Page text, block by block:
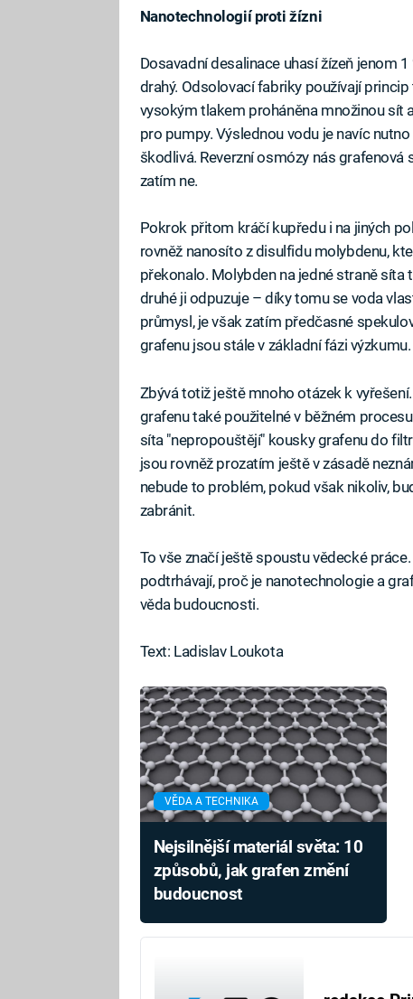
Nanotechnologií proti žízni
Dosavadní desalinace uhasí žízeň jenom
drahý. Odsolovací fabriky používají
vysokým tlakem proháněna množinou sít
pro pumpy. Výslednou vodu je navíc
škodlivá. Reverzní osmózy nás
zatím ne.
Pokrok přitom kráčí kupředu i na jiných
rovněž nanosíto z disulfidu molybdenu,
překonalo. Molybden na jedné straně
druhé ji odpuzuje – díky tomu se voda
průmysl, je však zatím předčasné
grafenu jsou stále v základní fázi výzkumu.
Zbývá totiž ještě mnoho otázek k
grafenu také použitelné v běžném
síta "nepropouštějí" kousky grafenu do
jsou rovněž prozatím ještě v zásadě
nebude to problém, pokud však nikoliv,
zabránit.
To vše značí ještě spoustu vědecké
podtrhávají, proč je nanotechnologie a
věda budoucnosti.
Text: Ladislav Loukota
VĚDA A TECHNIKA
Nejsilnější materiál světa: 10
způsobů, jak grafen změní
budoucnost